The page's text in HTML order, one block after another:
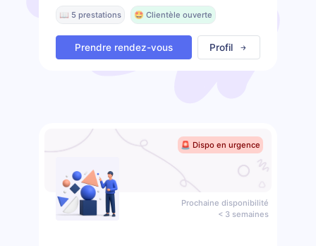
📖 5 prestations 🤩 Clientèle ouverte
Prendre rendez-vous Profil
🚨 Dispo en urgence
Prochaine disponibilité
< 3 semaines